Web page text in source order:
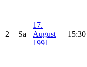
2 Sa
17.
August
1991
15:30